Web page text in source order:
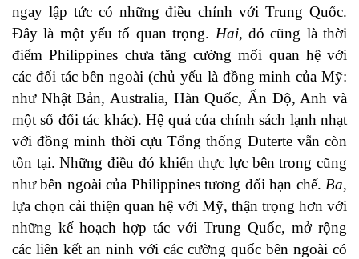
ngay lập tức có những điều chỉnh với Trung Quốc.
Đây là một yếu tố quan trọng. Hai, đó cũng là thời
điểm Philippines chưa tăng cường mối quan hệ với
các đối tác bên ngoài (chủ yếu là đồng minh của Mỹ:
như Nhật Bản, Australia, Hàn Quốc, Ấn Độ, Anh và
một số đối tác khác). Hệ quả của chính sách lạnh nhạt
với đồng minh thời cựu Tổng thống Duterte vẫn còn
tồn tại. Những điều đó khiến thực lực bên trong cũng
như bên ngoài của Philippines tương đối hạn chế. Ba,
lựa chọn cải thiện quan hệ với Mỹ, thận trọng hơn với
những kế hoạch hợp tác với Trung Quốc, mở rộng
các liên kết an ninh với các cường quốc bên ngoài có